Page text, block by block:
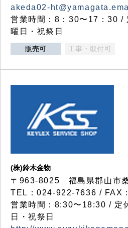
akeda02-
営業時間：8：30〜17：30 /
曜日・祝祭日
販売可 工事・取付可
(株)鈴木金物
〒963-8025 福島県郡山市
TEL：024-922-7636 / FAX
営業時間：8:30〜18:30 / 定
日・祝祭日